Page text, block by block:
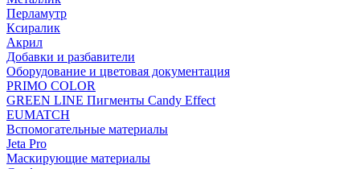
Перламутр
Ксиралик
Акрил
Добавки и разбавители
Оборудование и цветовая документация
PRIMO COLOR
GREEN LINE Пигменты Candy Effect
EUMATCH
Вспомогательные материалы
Jeta Pro
Маскирующие материалы